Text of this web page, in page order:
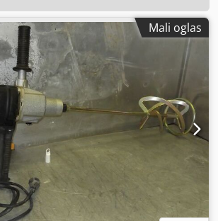
Mali oglas